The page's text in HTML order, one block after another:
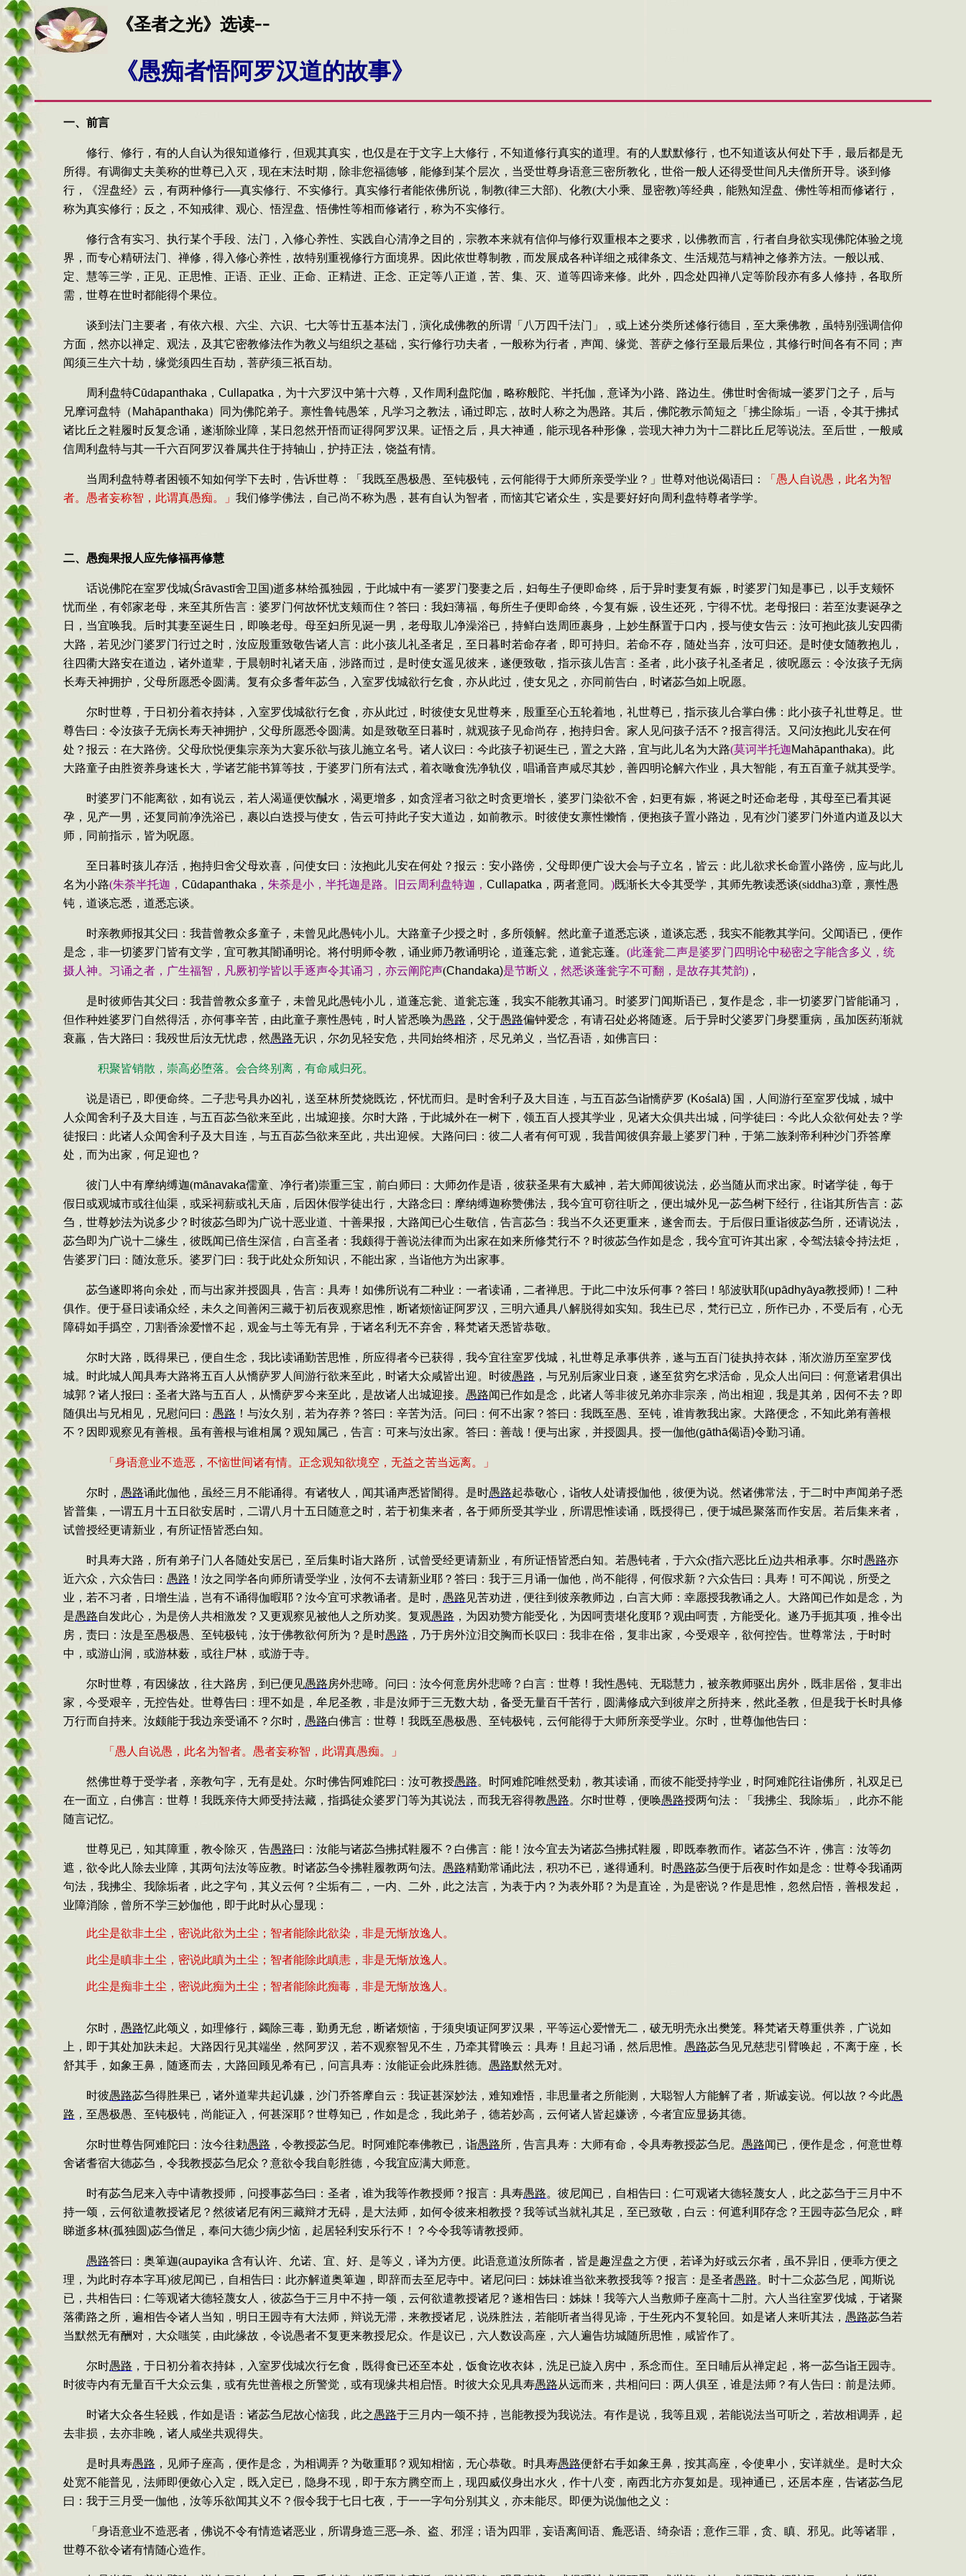
《圣者之光》 选读--
《愚痴者悟阿罗汉道的故事》
一、前言
修行、修行，有的人自认为很知道修行，但观其真实，也仅是在于文字上大修行，不知道修行真实的道理。有的人默默修行，也不知道该从何处下手，最后都是无
所得。有调御丈夫美称的世尊已入灭，现在末法时期，除非您福德够，能修到某个层次，当受世尊身语意三密所教化，世俗一般人还得受世间凡夫僧所开导。谈到 修
行 ，《涅盘经》云，有两种修行──真实修行、不实修行。真实修行者能依佛所说，制教(律三大部) 、化教(大小乘、显密教)等经典，能熟知涅盘、佛性等相而修诸行，
称为真实修行；反之，不知戒律、观心、悟涅盘、悟佛性等相而修诸行，称为不实修行。
修行含有实习、执行某个手段、法门，入修心养性、实践自心清净之目的，宗教本来就有信仰与修行双重根本之要求，以佛教而言，行者自身欲实现佛陀体验之境
界，而专心精研法门、禅修，得入修心养性，故特别重视修行方面境界。因此依世尊制教，而发展成各种详细之戒律条文、生活规范与精神之修养方法。一般以戒、
定、慧等三学，正见、正思惟、正语、正业、正命、正精进、正念、正定等八正道，苦、集、灭、道等四谛来修。此外，四念处四禅八定等阶段亦有多人修持，各取所
需，世尊在世时都能得个果位。
谈到法门主要者，有依六根、六尘、六识、七大等廿五基本法门，演化成佛教的所谓「八万四千法门」，或上述分类所述修行德目，至大乘佛教，虽特别强调信仰
方面，然亦以禅定、观法，及其它密教修法作为教义与组织之基础，实行修行功夫者，一般称为行者，声闻、缘觉、菩萨之修行至最后果位，其修行时间各有不同；声
闻须三生六十劫，缘觉须四生百劫，菩萨须三祇百劫。
周利盘特Cūdapanthaka ， Cullapatka ，为十六罗汉中第十六尊，又作周利盘陀伽，略称般陀、半托伽，意译为小路、路边生。佛世时舍衙城一婆罗门之子，后与
兄摩诃盘特（ Mahāpanthaka）同为佛陀弟子。禀性鲁钝愚笨，凡学习之教法，诵过即忘，故时人称之为愚路。其后，佛陀教示简短之「拂尘除垢」一语，令其于拂拭
诸比丘之鞋履时反复念诵，遂渐除业障，某日忽然开悟而证得阿罗汉果。证悟之后，具大神通，能示现各种形像，尝现大神力为十二群比丘尼等说法。至后世，一般咸
信周利盘特与其一千六百阿罗汉眷属共住于持轴山，护持正法，饶益有情。
当周利盘特尊者困顿不知如何学下去时，告诉世尊：「我既至愚极愚、至钝极钝，云何能得于大师所亲受学业？」世尊对他说偈语曰：
「愚人自说愚，此名为智
者。愚者妄称智，此谓真愚痴。」 我们修学佛法，自己尚不称为愚，甚有自认为智者，而恼其它诸众生，实是要好好向周利盘特尊者学学。
二、愚痴果报人应先修福再修慧
话说佛陀在室罗伐城(Śrāvastī舍卫国)逝多林给孤独园，于此城中有一婆罗门娶妻之后，妇每生子便即命终，后于异时妻复有娠，时婆罗门知是事已，以手支颊怀
忧而坐，有邻家老母，来至其所告言：婆罗门何故怀忧支颊而住？答曰：我妇薄福，每所生子便即命终，今复有娠，设生还死，宁得不忧。老母报曰：若至汝妻诞孕之
日，当宜唤我。后时其妻至诞生日，即唤老母。母至妇所见诞一男，老母取儿净澡浴已，持鲜白迭周匝裹身，上妙生酥置于口内，授与使女告云：汝可抱此孩儿安四衢
大路，若见沙门婆罗门行过之时，汝应殷重致敬告诸人言：此小孩儿礼圣者足，至日暮时若命存者，即可持归。若命不存，随处当弃，汝可归还。是时使女随教抱儿，
往四衢大路安在道边，诸外道辈，于晨朝时礼诸天庙，涉路而过，是时使女遥见彼来，遂便致敬，指示孩儿告言：圣者，此小孩子礼圣者足，彼呪愿云：令汝孩子无病
长寿天神拥护，父母所愿悉令圆满。复有众多耆年苾刍，入室罗伐城欲行乞食，亦从此过，使女见之，亦同前告白，时诸苾刍如上呪愿。
尔时世尊，于日初分着衣持鉢，入室罗伐城欲行乞食，亦从此过，时彼使女见世尊来，殷重至心五轮着地，礼世尊已，指示孩儿合掌白佛：此小孩子礼世尊足。世
尊告曰：令汝孩子无病长寿天神拥护，父母所愿悉令圆满。如是致敬至日暮时，就观孩子见命尚存，抱持归舍。家人见问孩子活不？报言得活。又问汝抱此儿安在何
处？报云：在大路傍。父母欣悦便集宗亲为大宴乐欲与孩儿施立名号。诸人议曰：今此孩子初诞生已，置之大路，宜与此儿名为大路(莫诃半托迦Mahāpanthaka)。此
大路童子由胜资养身速长大，学诸艺能书算等技，于婆罗门所有法式，着衣噉食洗净轨仪，唱诵音声咸尽其妙，善四明论解六作业，具大智能，有五百童子就其受学。
时婆罗门不能离欲，如有说云，若人渴逼便饮醎水，渴更增多，如贪淫者习欲之时贪更增长，婆罗门染欲不舍，妇更有娠，将诞之时还命老母，其母至已看其诞
孕，见产一男，还复同前净洗浴已，裹以白迭授与使女，告云可持此子安大道边，如前教示。时彼使女禀性懒惰，便抱孩子置小路边，见有沙门婆罗门外道内道及以大
师，同前指示，皆为呪愿。
至日暮时孩儿存活，抱持归舍父母欢喜，问使女曰：汝抱此儿安在何处？报云：安小路傍，父母即便广设大会与子立名，皆云：此儿欲求长命置小路傍，应与此儿
名为小路(朱荼半托迦， Cūdapanthaka ， 朱荼是小，半托迦是路。旧云周利盘特迦， Cullapatka ，两者意同。 )既渐长大令其受学，其师先教读悉谈(siddha3)章，禀性愚
钝，道谈忘悉，道悉忘谈。
时亲教师报其父曰：我昔曾教众多童子，未曾见此愚钝小儿。大路童子少授之时，多所领解。然此童子道悉忘谈，道谈忘悉，我实不能教其学问。父闻语已，便作
是念，非一切婆罗门皆有文学，宜可教其闇诵明论。将付明师令教，诵业师乃教诵明论，道蓬忘瓮，道瓮忘蓬。 (此蓬瓮二声是婆罗门四明论中秘密之字能含多义，统
摄人神。习诵之者，广生福智，凡厥初学皆以手逐声令其诵习，亦云阐陀声(Chandaka)是节断义，然悉谈蓬瓮字不可翻，是故存其梵韵) ，
是时彼师告其父曰：我昔曾教众多童子，未曾见此愚钝小儿，道蓬忘瓮、道瓮忘蓬，我实不能教其诵习。时婆罗门闻斯语已，复作是念，非一切婆罗门皆能诵习，
但作种姓婆罗门自然得活，亦何事辛苦，由此童子禀性愚钝，时人皆悉唤为愚路 ，父于愚路偏钟爱念，有请召处必将随逐。后于异时父婆罗门身婴重病，虽加医药渐就
衰羸，告大路曰：我殁世后汝无忧虑，然愚路无识，尔勿 见轻安危，共同始终相济，尽兄弟义，当忆吾语，如佛言曰：
积聚皆销散，崇高必堕落。会合终别离，有命咸归死。
说是语已，即便命终。二子悲号具办凶礼，送至林所焚烧既讫，怀忧而归。是时舍利子及大目连，与五百苾刍诣憍萨罗 (Kośalā) 国，人间游行至室罗伐城，城中
人众闻舍利子及大目连，与五百苾刍欲来至此，出城迎接。尔时大路，于此城外在一树下，领五百人授其学业，见诸大众俱共出城，问学徒曰：今此人众欲何处去？学
徒报曰：此诸人众闻舍利子及大目连，与五百苾刍欲来至此，共出迎候。大路问曰：彼二人者有何可观，我昔闻彼俱弃最上婆罗门种，于第二族剎帝利种沙门乔答摩
处，而为出家，何足迎也？
彼门人中有摩纳缚迦(mānavaka儒童、净行者)崇重三宝，前白师曰：大师勿作是语，彼获圣果有大威神，若大师闻彼说法，必当随从而求出家。时诸学徒，每于
假日或观城市或往仙渠，或采祠薪或礼天庙，后因休假学徒出行，大路念曰：摩纳缚迦称赞佛法，我今宜可窃往听之，便出城外见一苾刍树下经行，往诣其所告言：苾
刍，世尊妙法为说多少？时彼苾刍即为广说十恶业道、十善果报，大路闻已心生敬信，告言苾刍：我当不久还更重来，遂舍而去。于后假日重诣彼苾刍所，还请说法，
苾刍即为广说十二缘生，彼既闻已倍生深信，白言圣者：我颇得于善说法律而为出家在如来所修梵行不？时彼苾刍作如是念，我今宜可许其出家，令驾法辕令持法炬，
告婆罗门曰：随汝意乐。婆罗门曰：我于此处众所知识，不能出家，当诣他方为出家事。
苾刍遂即将向余处，而与出家并授圆具，告言：具寿！如佛所说有二种业：一者读诵，二者禅思。于此二中汝乐何事？答曰！邬波驮耶(upādhyāya教授师) ！ 二种
俱作。便于昼日读诵众经，未久之间善闲三藏于初后夜观察思惟，断诸烦恼证阿罗汉，三明六通具八解脱得如实知。我生已尽，梵行已立，所作已办，不受后有，心无
障碍如手撝空，刀割香涂爱憎不起，观金与土等无有异，于诸名利无不弃舍，释梵诸天悉皆恭敬。
尔时大路，既得果已，便自生念，我比读诵勤苦思惟，所应得者今已获得，我今宜往室罗伐城，礼世尊足承事供养，遂与五百门徒执持衣鉢，渐次游历至室罗伐
城。时此城人闻具寿大路将五百人从憍萨罗人间游行欲来至此，时诸大众咸皆出迎。时彼愚路 ，与兄别后家业日衰，遂至贫穷乞求活命，见众人出问曰：何意诸君俱出
城郭？诸人报曰：圣者大路与五百人，从憍萨罗今来至此，是故诸人出城迎接。 愚路闻已作如是念，此诸人等非彼兄弟亦非宗亲，尚出相迎，我是其弟，因何不去？即
随俱出与兄相见，兄慰问曰： 愚路 ！与汝久别，若为存养？答曰：辛苦为活。问曰：何不出家？答曰：我既至愚、至钝，谁肯教我出家。大路便念，不知此弟有善根
不？因即观察见有善根。虽有善根与谁相属？观知属己，告言：可来与汝出家。答曰：善哉！便与出家，并授圆具。授一伽他(gāthā偈语)令勤习诵。
「身语意业不造恶，不恼世间诸有情。正念观知欲境空，无益之苦当远离。」
尔时， 愚路诵此伽他，虽经三月不能诵得。有诸牧人，闻其诵声悉皆闇得。是时愚路起恭敬心，诣牧人处请授伽他，彼便为说。然诸佛常法，于二时中声闻弟子悉
皆普集，一谓五月十五日欲安居时，二谓八月十五日随意之时，若于初集来者，各于师所受其学业，所谓思惟读诵，既授得已，便于城邑聚落而作安居。若后集来者，
试曾授经更请新业，有所证悟皆悉白知。
时具寿大路，所有弟子门人各随处安居已，至后集时诣大路所，试曾受经更请新业，有所证悟皆悉白知。若愚钝者，于六众(指六恶比丘)边共相承事。尔时愚路亦
近六众，六众告曰： 愚路 ！汝之同学各向师所请受学业，汝何不去请新业耶？答曰：我于三月诵一伽他，尚不能得，何假求新？六众告曰：具寿！可不闻说，所受之
业，若不习者，日增生澁 ，岂有不诵得伽暇耶？汝今宜可求教诵者。是时， 愚路 见苦劝进，便往到彼亲教师边，白言大师：幸愿授我教诵之人。大路闻已作如是念，为
是愚路自发此心，为是傍人共相激发？又更观察见被他人之所劝奖。复观愚路 ，为因劝赞方能受化，为因呵责堪化度耶？观由呵责，方能受化。遂乃手扼其项，推令出
房，责曰：汝是至愚极愚、至钝极钝，汝于佛教欲何所为？是时愚路 ，乃于房外泣泪交胸而长叹曰：我非在俗，复非出家，今受艰辛，欲何控告。世尊常法，于时时
中，或游山涧，或游林薮，或往尸林，或游于寺。
尔时世尊，有因缘故，往大路房，到已便见愚路房外悲啼。问曰：汝今何意房外悲啼？白言：世尊！我性愚钝、无聪慧力，被亲教师驱出房外，既非居俗，复非出
家，今受艰辛，无控告处。世尊告曰：理不如是，牟尼圣教，非是汝师于三无数大劫，备受无量百千苦行，圆满修成六到彼岸之所持来，然此圣教，但是我于长时具修
万行而自持来。汝颇能于我边亲受诵不？尔时， 愚路白佛言：世尊！我既至愚极愚、至钝极钝，云何能得于大师所亲受学业。尔时，世尊伽他告曰：
「愚人自说愚，此名为智者。愚者妄称智，此谓真愚痴。」
然佛世尊于受学者，亲教句字，无有是处。尔时佛告阿难陀曰：汝可教授愚路。时阿难陀唯然受勅 ，教其读诵，而彼不能受持学业，时阿难陀往诣佛所，礼双足已
在一面立，白佛言：世尊！我既亲侍大师受持法藏，指撝徒众婆罗门等为其说法，而我无容得教愚路。尔时世尊，便唤愚路授两句法：「我拂尘、我除垢」，此亦不能
随言记忆。
世尊见已，知其障重，教令除灭，告愚路曰：汝能与诸苾刍拂拭鞋履不？白佛言：能！汝今宜去为诸苾刍拂拭鞋履，即既奉教而作。诸苾刍不许，佛言：汝等勿
遮，欲令此人除去业障，其两句法汝等应教。时诸苾刍令拂鞋履教两句法。 愚路精勤常诵此法，积功不已，遂得通利。时愚路苾刍便于后夜时作如是念：世尊令我诵两
句法，我拂尘、我除垢者，此之字句，其义云何？尘垢有二，一内、二外，此之法言，为表于内？为表外耶？为是直诠，为是密说？作是思惟，忽然启悟，善根发起，
业障消除，曾所不学三妙伽他，即于此时从心显现：
此尘是欲非土尘，密说此欲为土尘；智者能除此欲染，非是无惭放逸人。
此尘是瞋非土尘，密说此瞋为土尘；智者能除此瞋恚，非是无惭放逸人。
此尘是痴非土尘，密说此痴为土尘；智者能除此痴毒，非是无惭放逸人。
尔时， 愚路忆此颂义，如理修行，蠲除三毒，勤勇无怠，断诸烦恼，于须臾顷证阿罗汉果，平等运心爱憎无二，破无明壳永出樊笼。释梵诸天尊重供养，广说如
上，即于其处加趺未起。大路因行见其端坐，然阿罗汉，若不观察智见不生，乃牵其臂唤云：具寿！且起习诵，然后思惟。 愚路苾刍见兄慈悲引臂唤起，不离于座，长
舒其手，如象王鼻，随逐而去，大路回顾见希有已，问言具寿：汝能证会此殊胜德。 愚路默然无对。
时彼愚路苾刍得胜果已，诸外道辈共起讥嫌，沙门乔答摩自云：我证甚深妙法，难知难悟，非思量者之所能测，大聪智人方能解了者，斯诚妄说。何以故？今此愚
路 ，至愚极愚、至钝极钝，尚能证入，何甚深耶？世尊知已，作如是念，我此弟子，德若妙高，云何诸人皆起嫌谤，今者宜应显扬其德。
尔时世尊告阿难陀曰：汝今往勅愚路 ，令教授苾刍尼。时阿难陀奉佛教已，诣愚路所，告言具寿：大师有命，令具寿教授苾刍尼。 愚路闻已，便作是念，何意世尊
舍诸耆宿大德苾刍，令我教授苾刍尼众？意欲令我自彰胜德，今我宜应满大师意。
时有苾刍尼来入寺中请教授师，问授事苾刍曰：圣者，谁为我等作教授师？报言：具寿愚路。彼尼闻已，自相告曰：仁可观诸大德轻蔑女人，此之苾刍于三月中不
持一颂，云何欲遣教授诸尼？然彼诸尼有闲三藏辩才无碍，是大法师，如何令彼来相教授？我等试当就礼其足，至已致敬，白云：何遮利耶存念？王园寺苾刍尼众，畔
睇逝多林(孤独圆)苾刍僧足，奉问大德少病少恼，起居轻利安乐行不！？今令我等请教授师。
愚路答曰：奥箄迦(aupayika 含有认许、允诺、宜、好、是等义，译为方便。此语意道汝所陈者，皆是趣涅盘之方便，若译为好或云尔者，虽不异旧，便乖方便之
理，为此时存本字耳)彼尼闻已，自相告曰：此亦解道奥箄迦，即辞而去至尼寺中。诸尼问曰：姊妹谁当欲来教授我等？报言：是圣者愚路。时十二众苾刍尼，闻斯说
已，共相告曰：仁等观诸大德轻蔑女人，彼苾刍于三月中不持一颂，云何欲遣教授诸尼？遂相告曰：姊妹！我等六人当敷师子座高十二肘。六人当往室罗伐城，于诸聚
落衢路之所，遍相告令诸人当知，明日王园寺有大法师，辩说无滞，来教授诸尼，说殊胜法，若能听者当得见谛，于生死内不复轮回。如是诸人来听其法， 愚路苾刍若
当默然无有酬对，大众嗤笑，由此缘故，令说愚者不复更来教授尼众。作是议已，六人数设高座，六人遍告坊城随所思惟，咸皆作了。
尔时愚路 ，于日初分着衣持鉢，入室罗伐城次行乞食，既得食已还至本处，饭食讫收衣鉢 ，洗足已旋入房中，系念而住。至日晡后从禅定起，将一苾刍诣王园寺。
时彼寺内有无量百千大众云集，或有先世善根之所警觉，或有现缘共相启悟。时彼大众见具寿愚路从远而来，共相问曰：两人俱至，谁是法师？有人告曰：前是法师。
时诸大众各生轻贱，作如是语：诸苾刍尼故心恼我，此之愚路于三月内一颂不持，岂能教授为我说法。有作是说，我等且观，若能说法当可听之，若故相调弄，起
去非损，去亦非晚，诸人咸坐共观得失。
是时具寿愚路 ，见师子座高，便作是念，为相调弄？为敬重耶？观知相恼，无心恭敬。时具寿愚路便舒右手如象王鼻，按其高座，令使卑小，安详就坐。是时大众
处宽不能普见，法师即便敛心入定，既入定已，隐身不现，即于东方腾空而上，现四威仪身出水火，作十八变，南西北方亦复如是。现神通已，还居本座，告诸苾刍尼
曰：我于三月受一伽他，汝等乐欲闻其义不？假令我于七日七夜，于一一字句分别其义，亦未能尽。即便为说伽他之义：
「身语意业不造恶者，佛说不令有情造诸恶业，所谓身造三恶─杀、盗、邪淫；语为四罪，妄语离间语、麁恶语、绮杂语；意作三罪，贪、瞋、邪见。此等诸罪，
世尊不欲令诸有情随心造作。